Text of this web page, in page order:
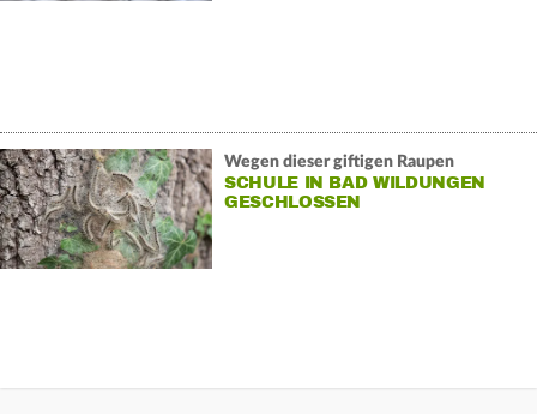
Wegen dieser giftigen Raupen
SCHULE IN BAD WILDUNGEN
GESCHLOSSEN